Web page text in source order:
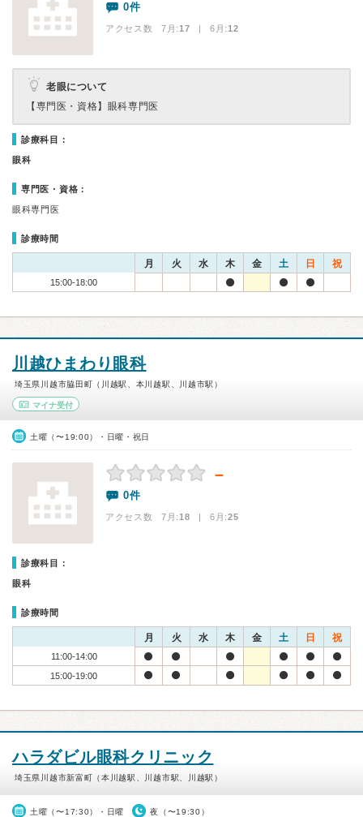
0件
アクセス数 7月:17 | 6月:12
老眼について
【専門医・資格】 眼科専門医
診療科目：
眼科
専門医・資格：
眼科専門医
診療時間
月 火 水 木 金 土 日 祝
15:00-18:00
川越ひまわり眼科
埼玉県川越市脇田町（川越駅、本川越駅、川越市駅）
マイナ受付
土曜（〜19:00）・日曜・祝日
－
0件
アクセス数 7月:18 | 6月:25
診療科目：
眼科
診療時間
月 火 水 木 金 土 日 祝
11:00-14:00
15:00-19:00
ハラダビル眼科クリニック
埼玉県川越市新富町（本川越駅、川越市駅、川越駅）
土曜（〜17:30）・日曜 夜（〜19:30）